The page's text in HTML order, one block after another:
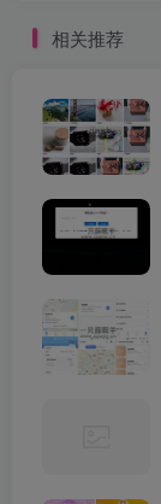
相关推荐